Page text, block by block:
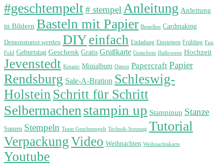
#geschtempelt# stempelAnleitung Anleitung
in Bildern Basteln mit Papier Bestellen Cardmaking
Demonstrator werden DIYeinfach Einladung Einsteigen Frühling Fun
Fold Geburtstag Geschenk Gratis Grußkarte Gutschein Halloween Hochzeit
Jevenstedt Kreativ Minialbum Ostern Papercraft Papier
Rendsburg Sale-A-Bration Schleswig-
Holstein Schritt für Schritt
Selbermachenstampin up Stampinup Stanze
Stanzen Stempeln Team Geschtempelt Technik-Sonntag Tutorial
VerpackungVideo Weihnachten Weihnachtskarte
Youtube